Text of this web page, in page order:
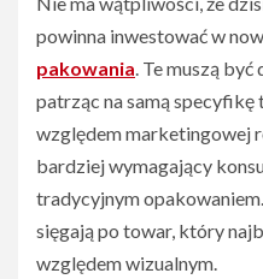
powinna inwestować w
pakowania . Te muszą
patrząc na samą
względem marketingowej
bardziej wymagający
tradycyjnym
sięgają po towar, który
względem wizualnym.